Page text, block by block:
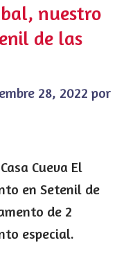
nuestro
de las
28, 2022 por
Cueva El
en Setenil de
de 2
especial.